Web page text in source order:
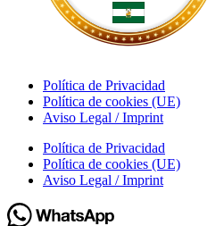
Política de Privacidad
Política de cookies (UE)
Aviso Legal / Imprint
Política de Privacidad
Política de cookies (UE)
Aviso Legal / Imprint